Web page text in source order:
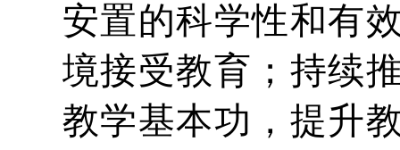
安置的科学性和有
境接受教育；持续
教学基本功，提升